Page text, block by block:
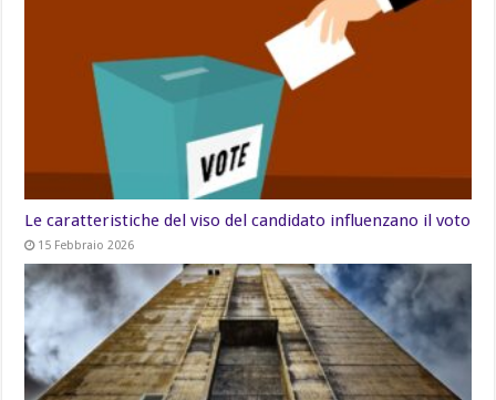
Le caratteristiche del viso del candidato influenzano il voto
15 Febbraio 2026